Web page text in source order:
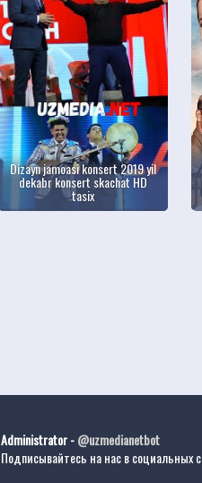
Dizayn jamoasi konsert 2019 yil
dekabr konsert skachat HD
tasix
Administrator -@uzmedianetbot
Подписывайтесь на нас в социальных